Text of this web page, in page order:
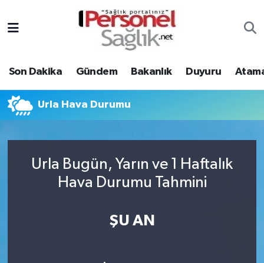
Son Dakika Gündem Bakanlık Duyuru
Urla Hava Durumu
Urla Bugün, Yarın ve 1 Haftalık
Hava Durumu Tahmini
ŞU AN
Gündem
Bakanlık
Atamalar
Nöbetçi Eczaneler
Hava Durumu
Trafik Durumu
Tüm Manşetler